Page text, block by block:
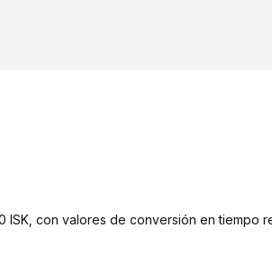
con valores de conversión en tiempo